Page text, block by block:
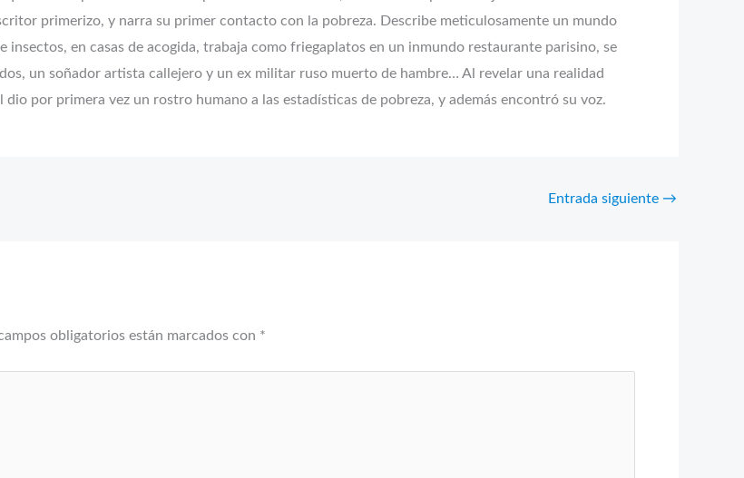
primerizo, y narra su primer contacto con la pobreza. Describe meticulosamente un mundo
insectos, en casas de acogida, trabaja como friegaplatos en un inmundo restaurante parisino, se
un soñador artista callejero y un ex militar ruso muerto de hambre… Al revelar una realidad
por primera vez un rostro humano a las estadísticas de pobreza, y además encontró su voz.
Entrada siguiente →
obligatorios están marcados con *